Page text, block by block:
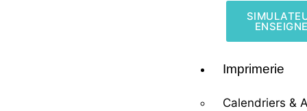
Imprimerie
Calendriers &